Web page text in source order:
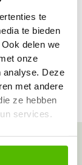
te
te bieden
delen we
onze
analyse. Deze
met andere
ze hebben
services.
dienst vind